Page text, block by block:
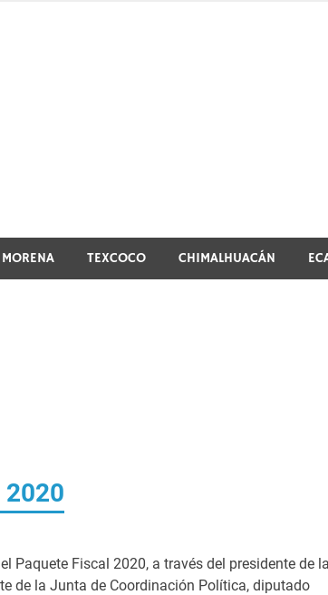
MORENA TEXCOCO CHIMALHUACÁN
2020
Paquete Fiscal 2020, a través del presidente de
de la Junta de Coordinación Política, diputado